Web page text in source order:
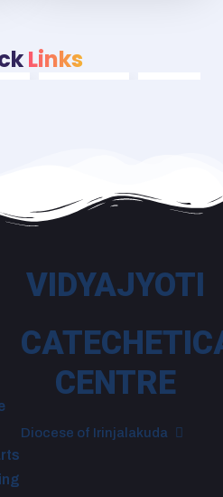
Links
VIDYAJYOTI
CENTRE
Diocese of Irinjalakuda